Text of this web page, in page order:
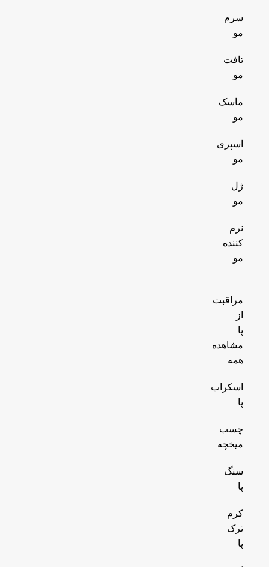
سرم
مو
تافت
مو
ماسک
مو
اسپری
مو
ژل
مو
نرم
کننده
مو
مراقبت
از
پا
مشاهده
همه
اسکراب
پا
چسب
میخچه
سنگ
پا
کرم
ترک
پا